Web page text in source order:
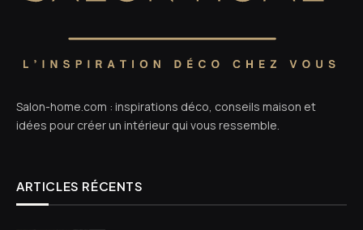
Salon-home.com : inspirations déco, conseils maison et
idées pour créer un intérieur qui vous ressemble.
ARTICLES RÉCENTS